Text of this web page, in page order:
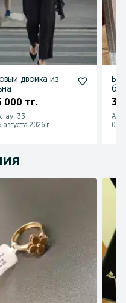
двойка из
000 тг.
33
августа 2026 г.
3
03